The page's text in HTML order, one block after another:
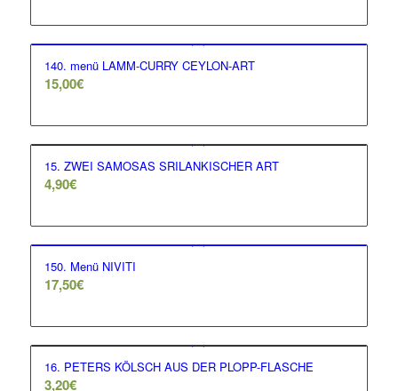
140. menü LAMM-CURRY CEYLON-ART
15,00€
15. ZWEI SAMOSAS SRILANKISCHER ART
4,90€
150. Menü NIVITI
17,50€
16. PETERS KÖLSCH AUS DER PLOPP-FLASCHE
3,20€